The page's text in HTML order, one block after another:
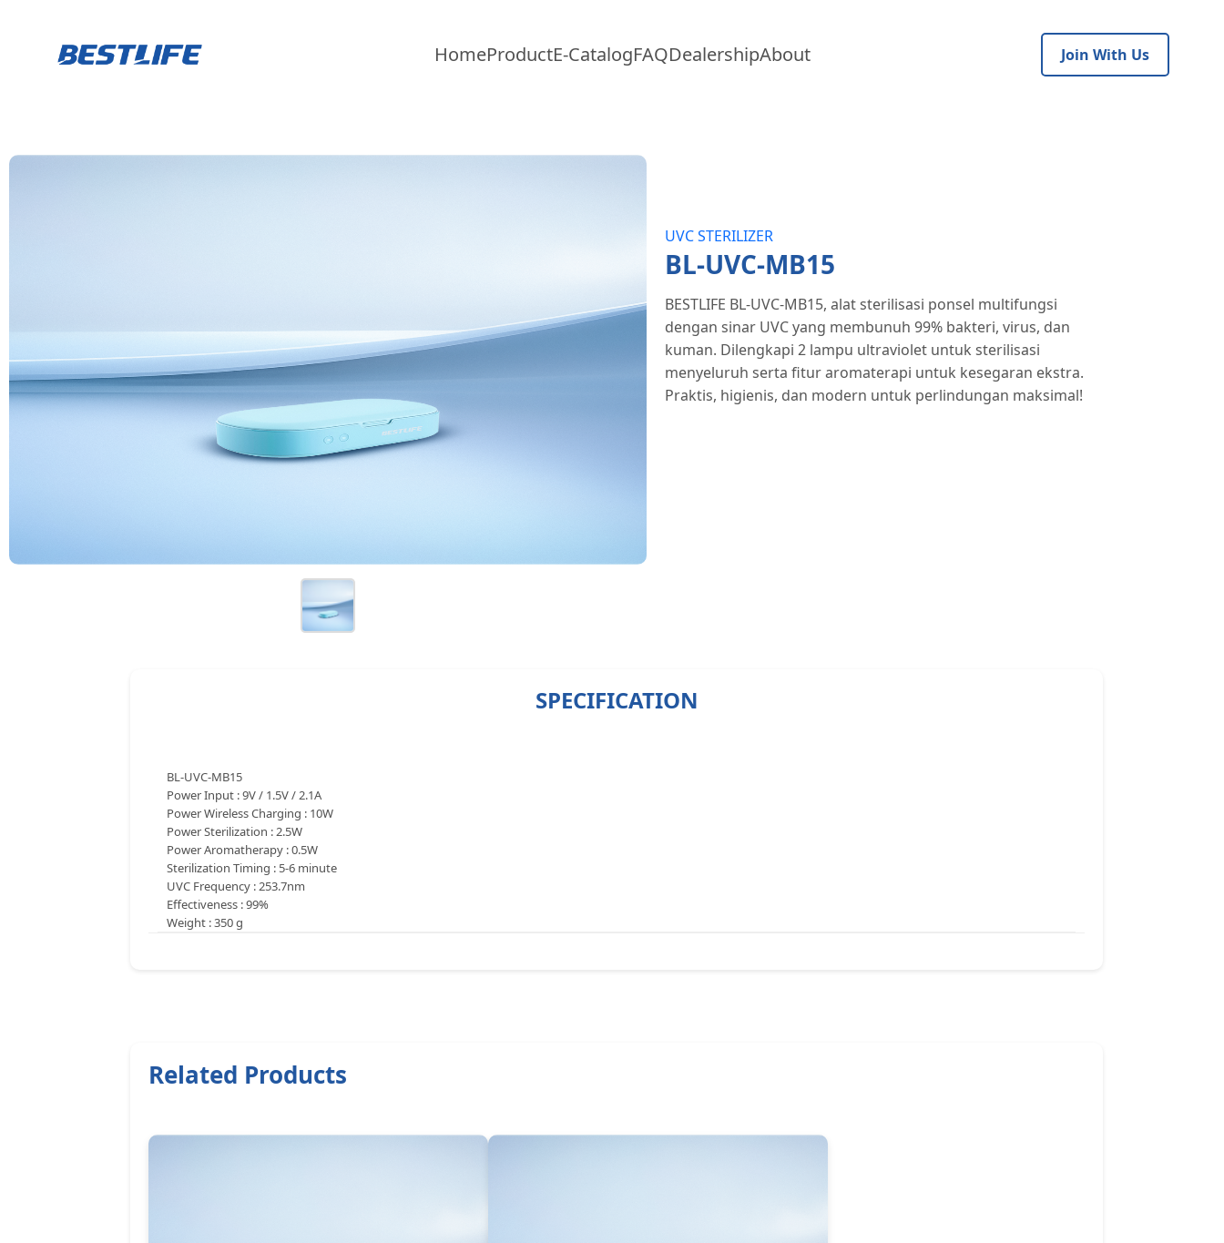
HomeProductE-CatalogFAQDealershipAbout Join With Us
UVC STERILIZER
BL-UVC-MB15
BESTLIFE BL-UVC-MB15, alat sterilisasi ponsel multifungsi
dengan sinar UVC yang membunuh 99% bakteri, virus, dan
kuman. Dilengkapi 2 lampu ultraviolet untuk sterilisasi
menyeluruh serta fitur aromaterapi untuk kesegaran ekstra.
Praktis, higienis, dan modern untuk perlindungan maksimal!
SPECIFICATION
BL-UVC-MB15
Power Input : 9V / 1.5V / 2.1A
Power Wireless Charging : 10W
Power Sterilization : 2.5W
Power Aromatherapy : 0.5W
Sterilization Timing : 5-6 minute
UVC Frequency : 253.7nm
Effectiveness : 99%
Weight : 350 g
Related Products